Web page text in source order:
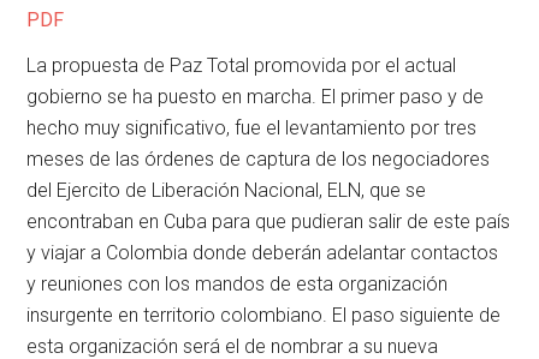
PDF
La propuesta de Paz Total promovida por el actual
gobierno se ha puesto en marcha. El primer paso y de
hecho muy significativo, fue el levantamiento por tres
meses de las órdenes de captura de los negociadores
del Ejercito de Liberación Nacional, ELN, que se
encontraban en Cuba para que pudieran salir de este país
y viajar a Colombia donde deberán adelantar contactos
y reuniones con los mandos de esta organización
insurgente en territorio colombiano. El paso siguiente de
esta organización será el de nombrar a su nueva